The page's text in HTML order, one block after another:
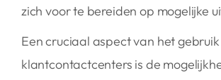
zich voor te bereiden op mogelijke
Een cruciaal aspect van het gebruik
klantcontactcenters is de